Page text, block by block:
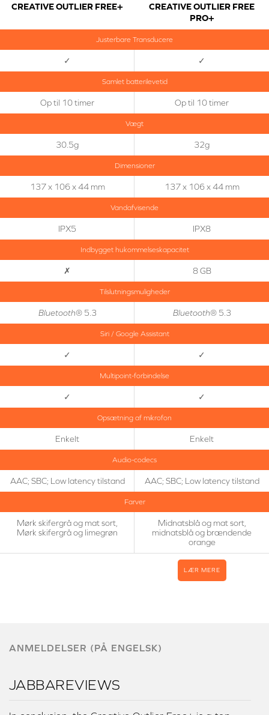
CREATIVE OUTLIER FREE+
CREATIVE OUTLIER FREE
PRO+
Justerbare Transducere
✓ ✓
Samlet batterilevetid
Op til 10 timer Op til 10 timer
Vægt
30.5g 32g
Dimensioner
137 x 106 x 44 mm 137 x 106 x 44 mm
Vandafvisende
IPX5 IPX8
Indbygget hukommelseskapacitet
✗ 8 GB
Tilslutningsmuligheder
Bluetooth® 5.3 Bluetooth® 5.3
Siri / Google Assistant
✓ ✓
Multipoint-forbindelse
✓ ✓
Opsætning af mikrofon
Enkelt Enkelt
Audio-codecs
AAC; SBC; Low latency tilstand AAC; SBC; Low latency tilstand
Farver
Mørk skifergrå og mat sort,
Mørk skifergrå og limegrøn
Midnatsblå og mat sort,
midnatsblå og brændende
orange
LÆR MERE
ANMELDELSER (PÅ ENGELSK)
JABBAREVIEWS